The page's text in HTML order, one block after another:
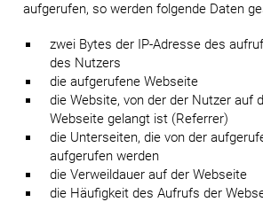
aufgerufen, so werden folgende Daten
zwei Bytes der IP-Adresse des
des Nutzers
die aufgerufene Webseite
die Website, von der der Nutzer auf
Webseite gelangt ist (Referrer)
die Unterseiten, die von der
aufgerufen werden
die Verweildauer auf der Webseite
die Häufigkeit des Aufrufs der